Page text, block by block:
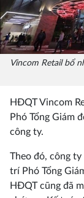
Vincom Retail bổ
HĐQT Vincom
Phó Tổng Giám
công ty.
Theo đó, công
trí Phó Tổng
HĐQT cũng đã